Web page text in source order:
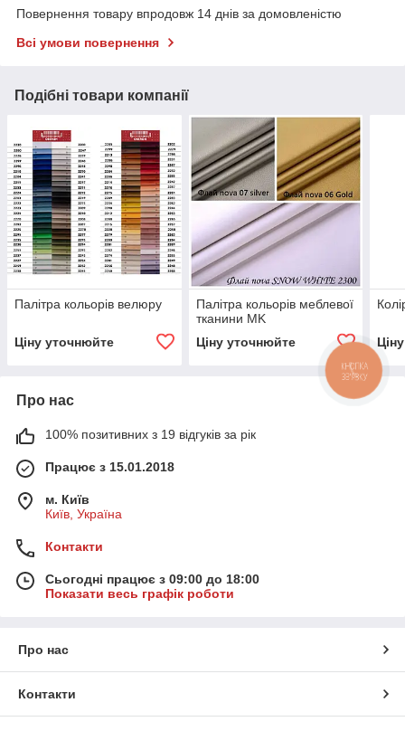
Повернення товару впродовж 14 днів за домовленістю
Всі умови повернення
Подібні товари компанії
Палітра кольорів велюру
Ціну уточнюйте
Палітра кольорів меблевої
тканини MK
Ціну уточнюйте
Про нас
100% позитивних з 19 відгуків за рік
Працює з 15.01.2018
м. Київ
Київ, Україна
Контакти
Сьогодні працює з 09:00 до 18:00
Показати весь графік роботи
Про нас
Контакти